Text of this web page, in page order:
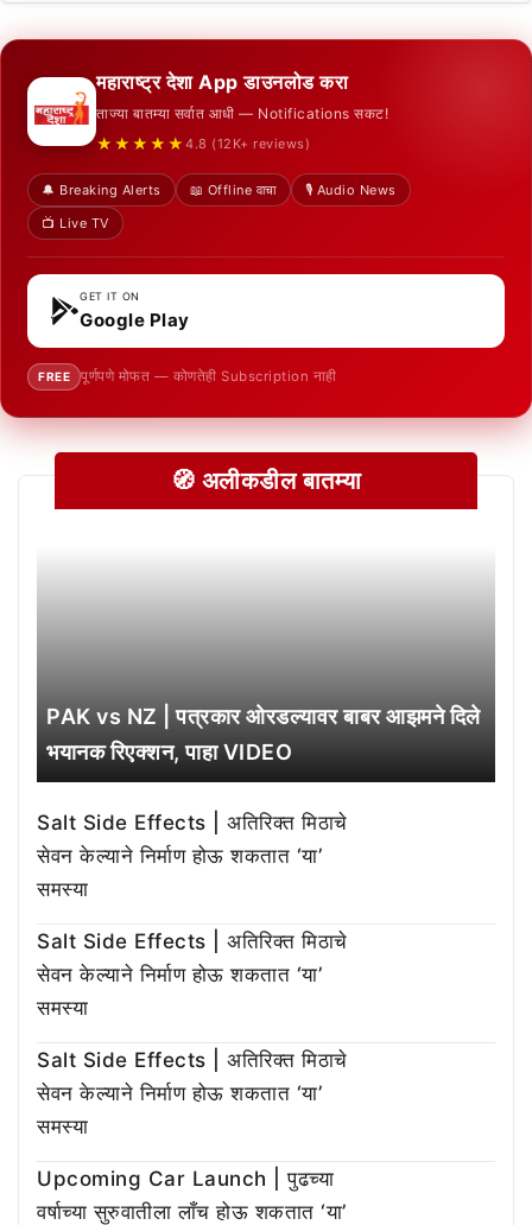
महाराष्ट्र देशा App डाउनलोड करा
ताज्या बातम्या सर्वात आधी — Notifications सकट!
★★★★★ 4.8 (12K+ reviews)
🔔 Breaking Alerts 📖 Offline वाचा
🎙️ Audio News
📺 Live TV
GET IT ON
Google Play
FREE पूर्णपणे मोफत — कोणतेही Subscription नाही
🧭 अलीकडील बातम्या
PAK vs NZ | पत्रकार ओरडल्यावर बाबर आझमने दिले
भयानक रिएक्शन, पाहा VIDEO
Salt Side Effects | अतिरिक्त मिठाचे
सेवन केल्याने निर्माण होऊ शकतात ‘या’
समस्या
Salt Side Effects | अतिरिक्त मिठाचे
सेवन केल्याने निर्माण होऊ शकतात ‘या’
समस्या
Salt Side Effects | अतिरिक्त मिठाचे
सेवन केल्याने निर्माण होऊ शकतात ‘या’
समस्या
Upcoming Car Launch | पुढच्या
वर्षाच्या सुरुवातीला लाँच होऊ शकतात ‘या’